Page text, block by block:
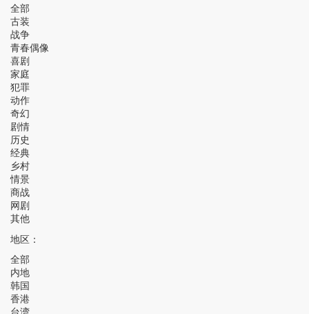
全部
古装
战争
青春偶像
喜剧
家庭
犯罪
动作
奇幻
剧情
历史
经典
乡村
情景
商战
网剧
其他
地区：
全部
内地
韩国
香港
台湾